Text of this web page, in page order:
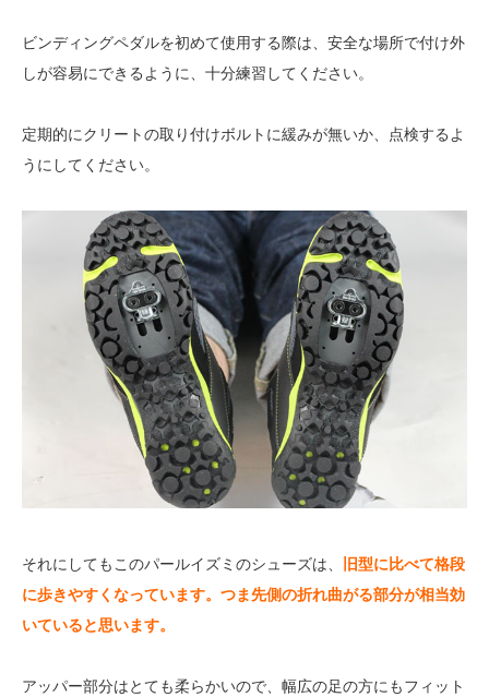
ビンディングペダルを初めて使用する際は、安全な場所で付け外
しが容易にできるように、十分練習してください。
定期的にクリートの取り付けボルトに緩みが無いか、点検するよ
うにしてください。
それにしてもこのパールイズミのシューズは、
旧型に比べて格段
に歩きやすくなっています。つま先側の折れ曲がる部分が相当効
いていると思います。
アッパー部分はとても柔らかいので、幅広の足の方にもフィット